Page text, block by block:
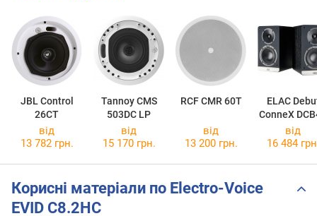
JBL Control
26CT
Tannoy CMS
503DC LP
RCF CMR 60T
ELAC
ConneX
від
13 782 грн.
від
15 170 грн.
від
13 200 грн.
від
16 484
Корисні матеріали по Electro-Voice
EVID C8.2HC